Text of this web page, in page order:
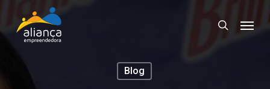
search
Blog